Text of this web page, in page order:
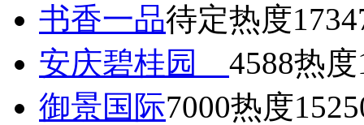
书香一品待定热度
安庆碧桂园 4588热度
御景国际7000热度